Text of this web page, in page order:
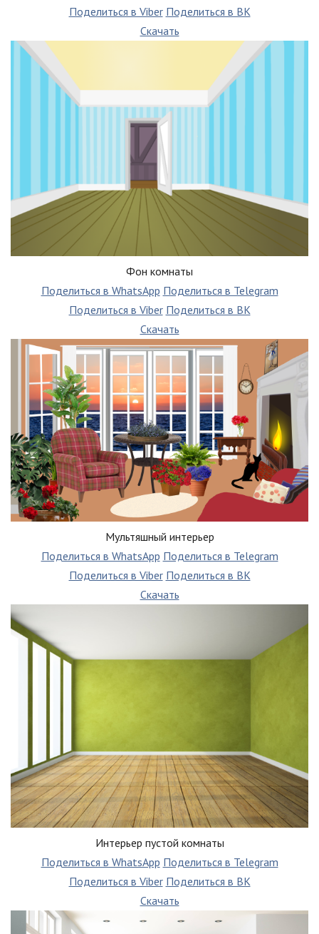
Поделиться в Viber Поделиться в ВК
Скачать
Фон комнаты
Поделиться в WhatsApp Поделиться в Telegram
Поделиться в Viber Поделиться в ВК
Скачать
Мультяшный интерьер
Поделиться в WhatsApp Поделиться в Telegram
Поделиться в Viber Поделиться в ВК
Скачать
Интерьер пустой комнаты
Поделиться в WhatsApp Поделиться в Telegram
Поделиться в Viber Поделиться в ВК
Скачать